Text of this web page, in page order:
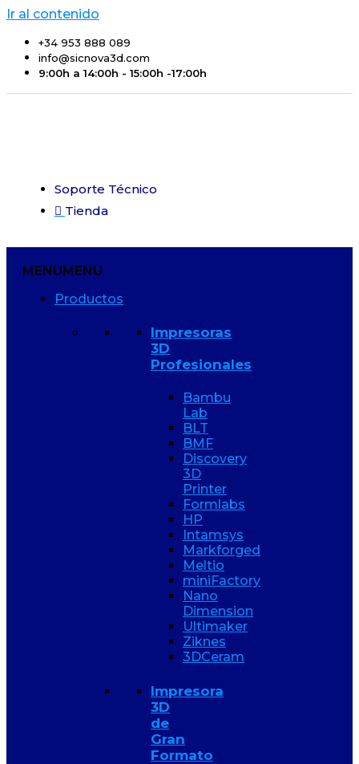
Ir al contenido
+34 953 888 089
info@sicnova3d.com
9:00h a 14:00h - 15:00h -17:00h
Soporte Técnico
Tienda
MENUMENU
Productos
Impresoras
3D
Profesionales
Bambu
Lab
BLT
BMF
Discovery
3D
Printer
Formlabs
HP
Intamsys
Markforged
Meltio
miniFactory
Nano
Dimension
Ultimaker
Ziknes
3DCeram
Impresora
3D
de
Gran
Formato